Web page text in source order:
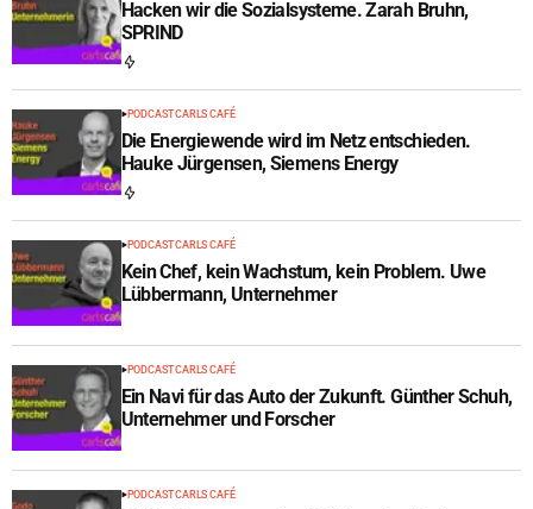
Hacken wir die Sozialsysteme. Zarah Bruhn,
SPRIND
PODCAST CARLS CAFÉ
Die Energiewende wird im Netz entschieden.
Hauke Jürgensen, Siemens Energy
PODCAST CARLS CAFÉ
Kein Chef, kein Wachstum, kein Problem. Uwe
Lübbermann, Unternehmer
PODCAST CARLS CAFÉ
Ein Navi für das Auto der Zukunft. Günther Schuh,
Unternehmer und Forscher
PODCAST CARLS CAFÉ